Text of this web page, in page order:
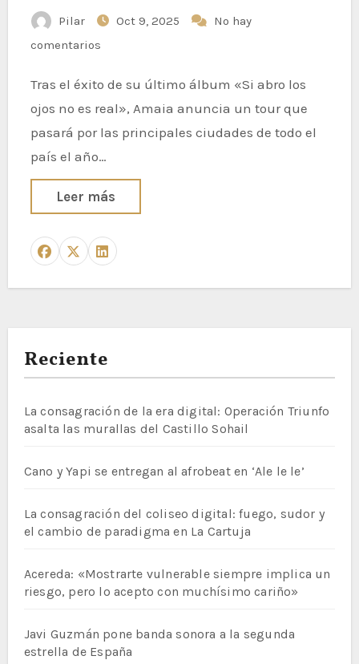
Pilar Oct 9, 2025
No hay
comentarios
Tras el éxito de su último álbum «Si abro los
ojos no es real», Amaia anuncia un tour que
pasará por las principales ciudades de todo el
país el año…
Leer más
Reciente
La consagración de la era digital: Operación Triunfo
asalta las murallas del Castillo Sohail
Cano y Yapi se entregan al afrobeat en ‘Ale le le’
La consagración del coliseo digital: fuego, sudor y
el cambio de paradigma en La Cartuja
Acereda: «Mostrarte vulnerable siempre implica un
riesgo, pero lo acepto con muchísimo cariño»
Javi Guzmán pone banda sonora a la segunda
estrella de España